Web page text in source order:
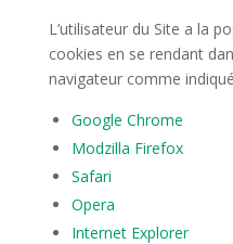
L’utilisateur du Site a la
cookies en se rendant
navigateur comme
Google Chrome
Modzilla Firefox
Safari
Opera
Internet Explorer